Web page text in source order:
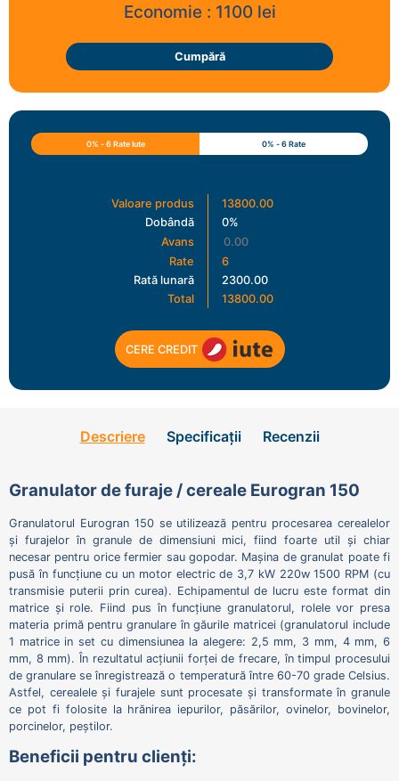
Economie : 1100lei
Cumpără
0% - 6 Rate Iute 0% - 6 Rate
Valoare produs
13800.00
Dobândă
0%
Avans
Rate
6
Rată lunară
2300.00
Total
13800.00
CERE CREDIT
Descriere Specificații Recenzii
Granulator de furaje / cereale Eurogran 150
Granulatorul Eurogran 150 se utilizează pentru procesarea cerealelor
și furajelor în granule de dimensiuni mici, fiind foarte util și chiar
necesar pentru orice fermier sau gopodar. Mașina de granulat poate fi
pusă în funcțiune cu un motor electric de 3,7 kW 220w 1500 RPM (cu
transmisie puterii prin curea). Echipamentul de lucru este format din
matrice și role. Fiind pus în funcțiune granulatorul, rolele vor presa
materia primă pentru granulare în găurile matricei (granulatorul include
1 matrice in set cu dimensiunea la alegere: 2,5 mm, 3 mm, 4 mm, 6
mm, 8 mm). În rezultatul acțiunii forței de frecare, în timpul procesului
de granulare se înregistrează o temperatură între 60-70 grade Celsius.
Astfel, cerealele și furajele sunt procesate și transformate în granule
ce pot fi folosite la hrănirea iepurilor, păsărilor, ovinelor, bovinelor,
porcinelor, peștilor.
Beneficii pentru clienți: